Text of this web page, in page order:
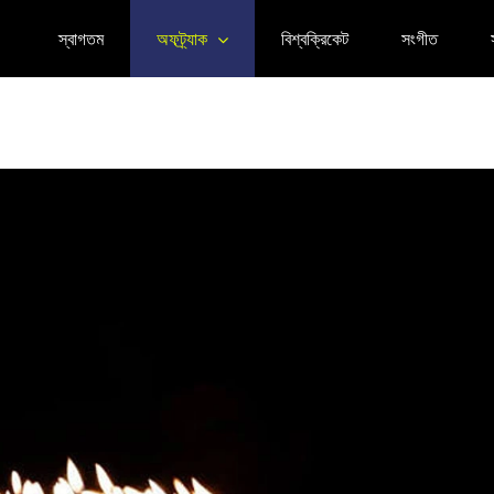
স্বাগতম অফট্র্যাক বিশ্বক্রিকেট সংগীত